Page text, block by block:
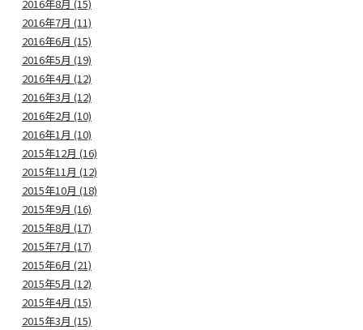
2016年8月 (15)
2016年7月 (11)
2016年6月 (15)
2016年5月 (19)
2016年4月 (12)
2016年3月 (12)
2016年2月 (10)
2016年1月 (10)
2015年12月 (16)
2015年11月 (12)
2015年10月 (18)
2015年9月 (16)
2015年8月 (17)
2015年7月 (17)
2015年6月 (21)
2015年5月 (12)
2015年4月 (15)
2015年3月 (15)